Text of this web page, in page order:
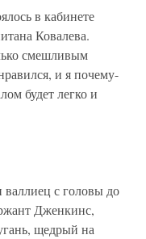
в кабинете
Ковалева.
смешливым
и я почему-
будет легко и
с головы до
Дженкинс,
щедрый на